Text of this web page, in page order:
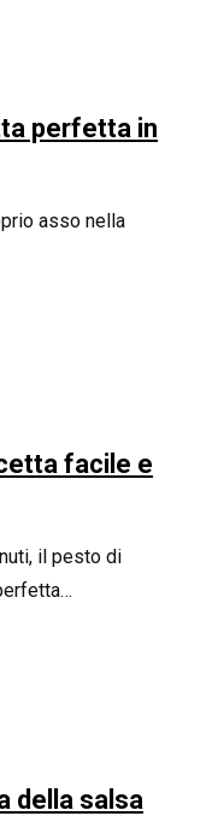
perfetta in
asso nella
facile e
il pesto di
della salsa